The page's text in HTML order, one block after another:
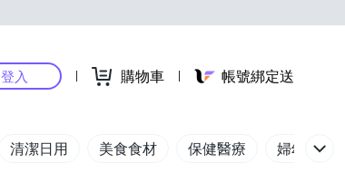
登入 購物車 帳號綁定送
清潔日用 美食食材 保健醫療 婦幼玩具